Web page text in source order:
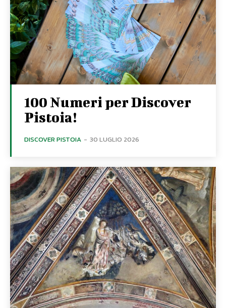
100 Numeri per Discover
Pistoia!
DISCOVER PISTOIA - 30 LUGLIO 2026